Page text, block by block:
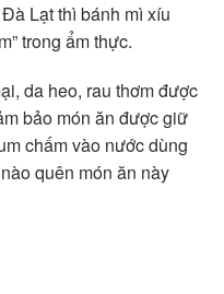
Lạt thì bánh mì xíu
trong ẩm thực.
da heo, rau thơm được
bảo món ăn được giữ
chấm vào nước dùng
quên món ăn này